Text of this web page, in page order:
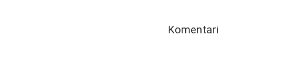
Komentari